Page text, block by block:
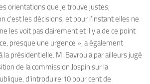
orientations que je trouve justes,
c’est les décisions, et pour l’instant elles ne
les voit pas clairement et il y a de ce point
presque une urgence », a également
la présidentielle. M. Bayrou a par ailleurs jugé
de la commission Jospin sur la
d’introduire 10 pour cent de